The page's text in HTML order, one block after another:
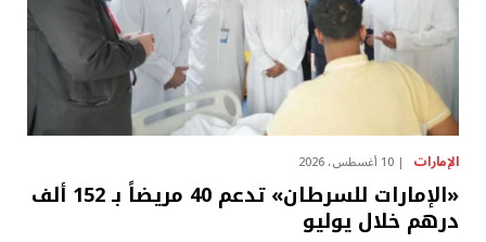
الإمارات 10 أغسطس، 2026
«الإمارات للسرطان» تدعم 40 مريضاً بـ 152 ألف
درهم خلال يوليو